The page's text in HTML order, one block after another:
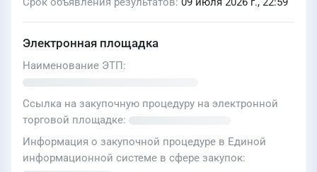
Электронная площадка
Наименование ЭТП
Ссылка на закупочную процедуру на электронной
торговой площадке
Информация о закупочной процедуре в Единой
информационной системе в сфере закупок